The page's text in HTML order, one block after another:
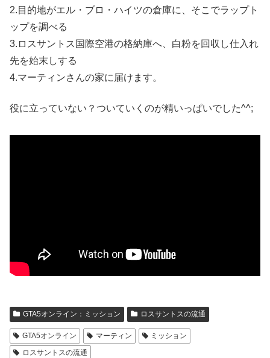
2.目的地がエル・ブロ・ハイツの倉庫に、そこでラップト
ップを調べる
3.ロスサントス国際空港の格納庫へ、白粉を回収し仕入れ
先を始末しする
4.マーティンさんの家に届けます。
役に立っていない？ついていくのが精いっぱいでした^^;
GTA5オンライン：ミッション ロスサントスの流通
GTA5オンライン マーティン
ミッション
ロスサントスの流通